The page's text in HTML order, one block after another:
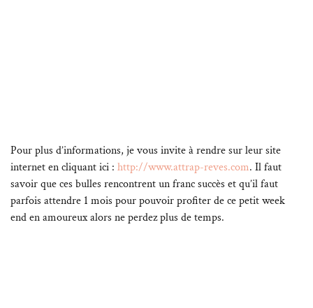
Pour plus d’informations, je vous invite à rendre sur leur site
internet en cliquant ici : http://www.attrap-reves.com. Il faut
savoir que ces bulles rencontrent un franc succès et qu’il faut
parfois attendre 1 mois pour pouvoir profiter de ce petit week
end en amoureux alors ne perdez plus de temps.